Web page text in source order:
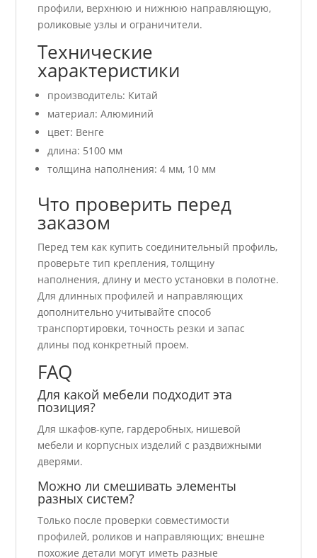
профили, верхнюю и нижнюю направляющую,
роликовые узлы и ограничители.
Технические
характеристики
производитель: Китай
материал: Алюминий
цвет: Венге
длина: 5100 мм
толщина наполнения: 4 мм, 10 мм
Что проверить перед
заказом
Перед тем как купить соединительный профиль,
проверьте тип крепления, толщину
наполнения, длину и место установки в полотне.
Для длинных профилей и направляющих
дополнительно учитывайте способ
транспортировки, точность резки и запас
длины под конкретный проем.
FAQ
Для какой мебели подходит эта
позиция?
Для шкафов-купе, гардеробных, нишевой
мебели и корпусных изделий с раздвижными
дверями.
Можно ли смешивать элементы
разных систем?
Только после проверки совместимости
профилей, роликов и направляющих; внешне
похожие детали могут иметь разные